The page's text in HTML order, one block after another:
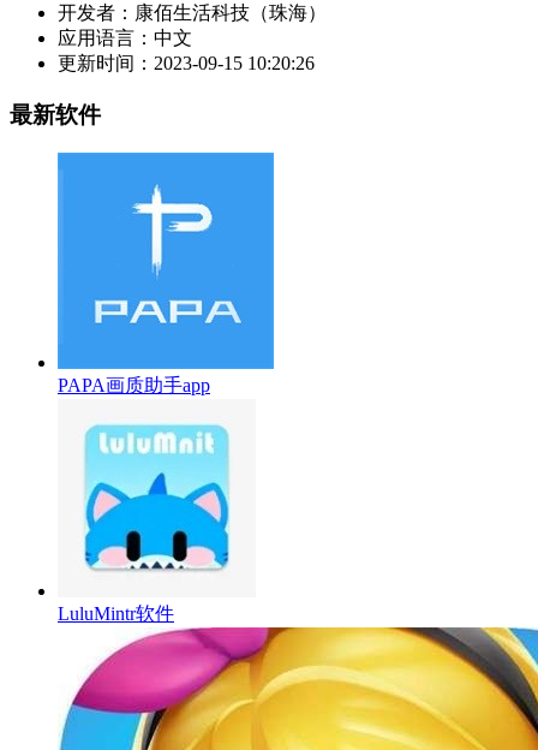
开发者： 康佰生活科技（珠海）
应用语言： 中文
更新时间： 2023-09-15 10:20:26
最新软件
PAPA画质助手app
LuluMintr软件